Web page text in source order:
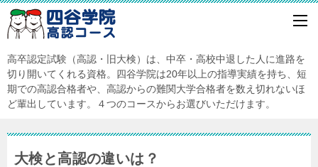
高卒認定試験（高認・旧大検）は、中卒・高校中退した人に進路を
切り開いてくれる資格。四谷学院は20年以上の指導実績を持ち、短
期での高認合格者や、高認からの難関大学合格者を数え切れないほ
ど輩出しています。４つのコースからお選びいただけます。
大検と高認の違いは？